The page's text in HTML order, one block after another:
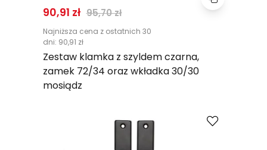
90,91 zł Normalna cena
95,70 zł
Najniższa cena z ostatnich 30
dni: 90,91 zł
Zestaw klamka z szyldem czarna,
zamek 72/34 oraz wkładka 30/30
mosiądz